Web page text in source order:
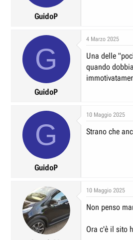
GuidoP
G
GuidoP
4 Marzo 2025
Una delle
quando
G
GuidoP
10 Maggio 2025
Strano che
10 Maggio 2025
Non penso
Ora c'è il sito